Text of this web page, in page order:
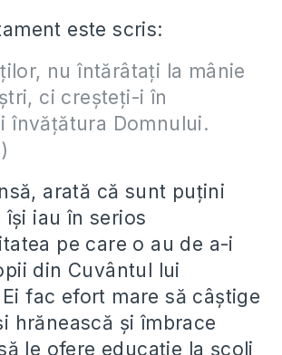
este scris:
nu întărâtaţi la mânie
ci creşteţi-i în
învăţătura Domnului.
arată că sunt puțini
iau în serios
pe care o au de a-i
din Cuvântul lui
fac efort mare să câștige
hrănească și îmbrace
le ofere educație la școli